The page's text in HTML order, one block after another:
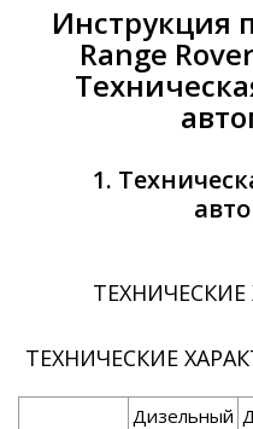
Инструкция
Range
1.
ТЕХНИЧЕСКИЕ
Дизельный